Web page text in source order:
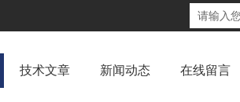
技术文章 新闻动态 在线留言